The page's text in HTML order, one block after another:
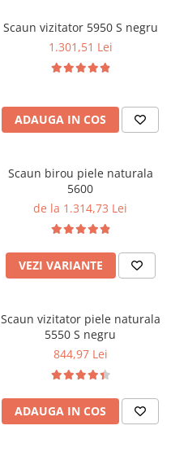
Scaun vizitator 5950 S negru
1.301,51 Lei
ADAUGA IN COS
Scaun birou piele naturala
5600
de la 1.314,73 Lei
VEZI VARIANTE
Scaun vizitator piele naturala
5550 S negru
844,97 Lei
ADAUGA IN COS